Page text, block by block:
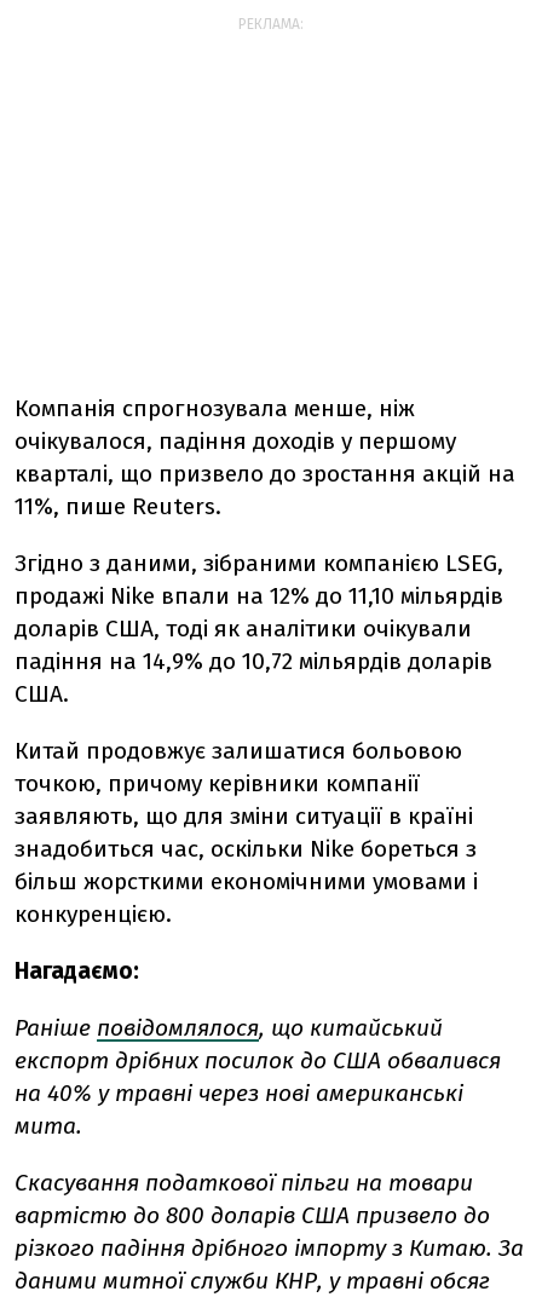
РЕКЛАМА:
Компанія спрогнозувала менше, ніж
очікувалося, падіння доходів у першому
кварталі, що призвело до зростання акцій на
11%, пише Reuters.
Згідно з даними, зібраними компанією LSEG,
продажі Nike впали на 12% до 11,10 мільярдів
доларів США, тоді як аналітики очікували
падіння на 14,9% до 10,72 мільярдів доларів
США.
Китай продовжує залишатися больовою
точкою, причому керівники компанії
заявляють, що для зміни ситуації в країні
знадобиться час, оскільки Nike бореться з
більш жорсткими економічними умовами і
конкуренцією.
Нагадаємо:
Раніше повідомлялося, що китайський
експорт дрібних посилок до США обвалився
на 40% у травні через нові американські
мита.
Скасування податкової пільги на товари
вартістю до 800 доларів США призвело до
різкого падіння дрібного імпорту з Китаю. За
даними митної служби КНР, у травні обсяг